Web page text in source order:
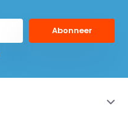
Abonneer